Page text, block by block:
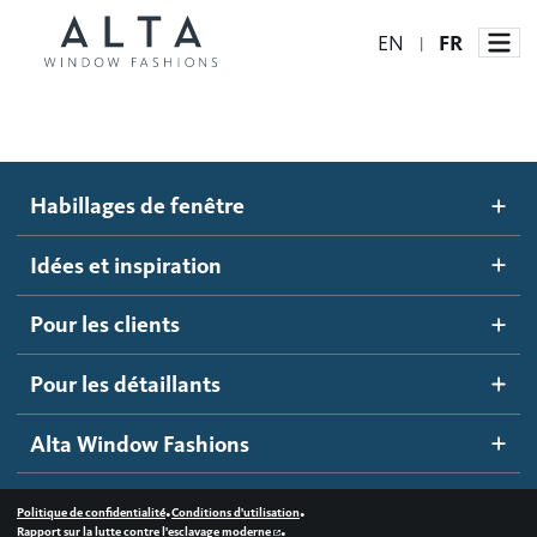
EN | FR
Stores automatisés
Stores alvéolés
Stores à enrouleur
Stores à bandes
Stores translucides
Stores en bois
Idées et inspiration
Blogue
Galerie d'inspiration
Comment ça marche
Devenir un détaillant
Accès détaillant
Contactez-nous
Habillages de fenêtre
Idées et inspiration
Pour les clients
Pour les détaillants
Alta Window Fashions
Politique de confidentialité•Conditions d'utilisation•
Rapport sur la lutte contre l'esclavage moderne •